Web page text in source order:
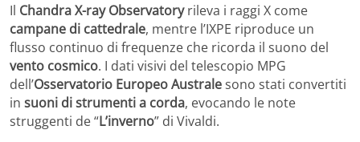
Il Chandra X-ray Observatoryrileva i raggi X come
campane di cattedrale, mentre l’IXPE riproduce un
flusso continuo di frequenze che ricorda il suono del
vento cosmico. I dati visivi del telescopio MPG
dell’Osservatorio Europeo Australesono stati convertiti
in suoni di strumenti a corda, evocando le note
struggenti de “L’inverno” di Vivaldi.